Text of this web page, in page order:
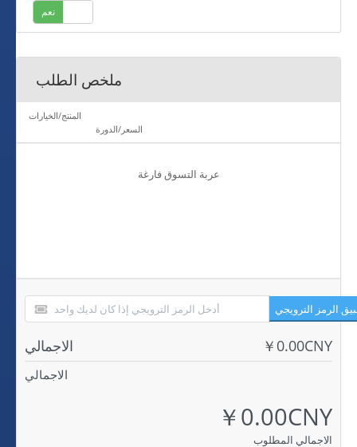
نعم
ملخص الطلب
المنتج/الخيارات
السعر/الدورة
عربة التسوق فارغة
الرمز الترويجي
الاجمالي ￥0.00CNY
الاجمالي
￥0.00CNY
الاجمالي المطلوب